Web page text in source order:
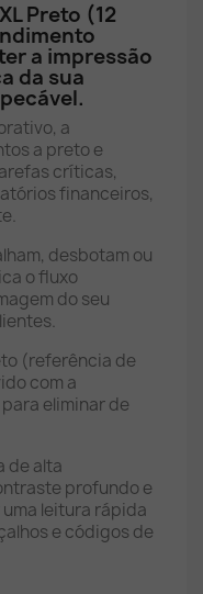
Preto (12
a impressão
da sua
a
a preto e
críticas,
financeiros,
desbotam ou
o fluxo
do seu
(referência de
com a
eliminar de
de alta
profundo e
leitura rápida
e códigos de